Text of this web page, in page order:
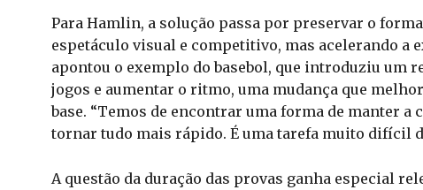
Para Hamlin, a solução passa por preservar o
espetáculo visual e competitivo, mas acelerando a
apontou o exemplo do basebol, que introduziu um
jogos e aumentar o ritmo, uma mudança que
base. “Temos de encontrar uma forma de manter a
tornar tudo mais rápido. É uma tarefa muito difícil
A questão da duração das provas ganha especial